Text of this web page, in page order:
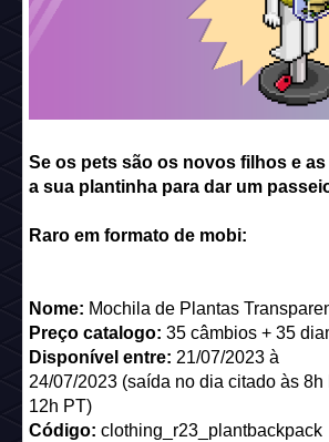
Se os pets são os novos filhos e
a sua plantinha para dar um
Raro em formato de mobi:
Nome: Mochila de Plantas
Preço catalogo: 35 câmbios + 35
Disponível entre: 21/07/2023 à
24/07/2023 (saída no dia citado às 8h
12h PT)
Código: clothing_r23_plantbackpack